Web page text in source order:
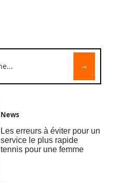
News
Les erreurs à éviter pour un
service le plus rapide
tennis pour une femme